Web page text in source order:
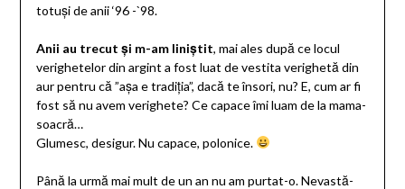
totuși de anii ‘96 -`98.
Anii au trecut și m-am liniștit, mai ales după ce locul
verighetelor din argint a fost luat de vestita verighetă din
aur pentru că ”așa e tradiția”, dacă te însori, nu? E, cum ar fi
fost să nu avem verighete? Ce capace îmi luam de la mama-
soacră…
Glumesc, desigur. Nu capace, polonice.
Până la urmă mai mult de un an nu am purtat-o. Nevastă-